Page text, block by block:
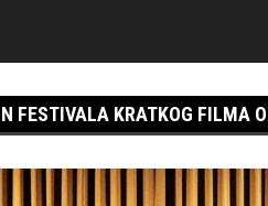
FESTIVALA KRATKOG FILMA